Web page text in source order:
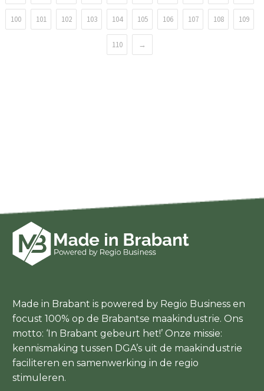
100 101 102 103 104 105 106 107 108 109
110 →
Made in Brabant is powered by Regio Business en
focust 100% op de Brabantse maakindustrie. Ons
motto: ‘In Brabant gebeurt het!’ Onze missie:
kennismaking tussen DGA’s uit de maakindustrie
faciliteren en samenwerking in de regio
stimuleren.